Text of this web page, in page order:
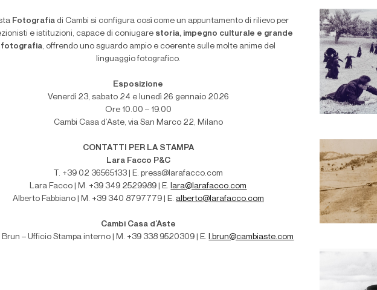
Fotografiadi Cambi si configura così come un appuntamento di rilievo per
e istituzioni, capace di coniugare storia, impegno culturale e grande
fotografia, offrendo uno sguardo ampio e coerente sulle molte anime del
linguaggio fotografico.
Esposizione
Venerdì 23, sabato 24 e lunedì 26 gennaio 2026
Ore 10.00 – 19.00
Cambi Casa d’Aste, via San Marco 22, Milano
CONTATTI PER LA STAMPA
Lara Facco P&C
T. +39 02 36565133 | E. press@larafacco.com
Lara Facco | M. +39 349 2529989 | E. lara@larafacco.com
Alberto Fabbiano | M. +39 340 8797779 | E. alberto@larafacco.com
Cambi Casa d’Aste
– Ufficio Stampa interno | M . +39 338 9520309 | E. l.brun@cambiaste.com